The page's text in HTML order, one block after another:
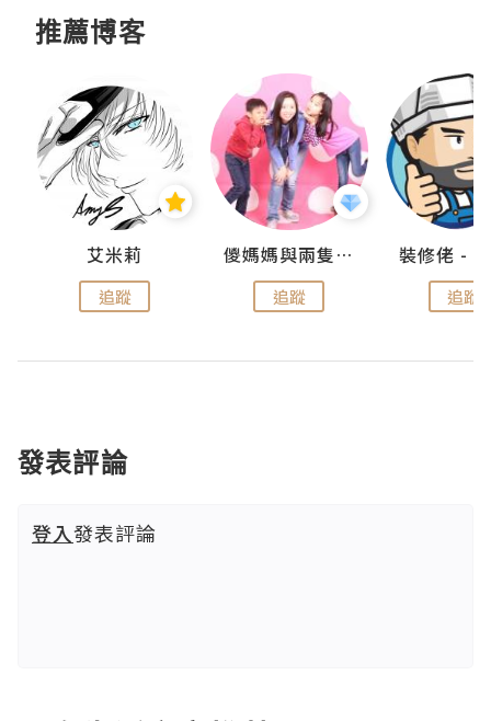
推薦博客
艾米莉
追蹤
儍媽媽與兩隻小魔怪之家
追蹤 追蹤
發表評論
登入發表評論